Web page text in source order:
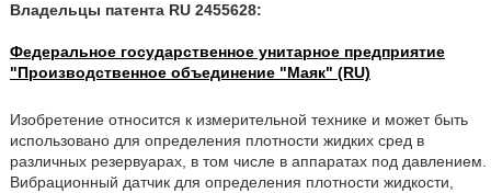
Владельцы патента RU 2455628:
Федеральное государственное унитарное предприятие
"Производственное объединение "Маяк" (RU)
Изобретение относится к измерительной технике и может быть
использовано для определения плотности жидких сред в
различных резервуарах, в том числе в аппаратах под давлением.
Вибрационный датчик для определения плотности жидкости,